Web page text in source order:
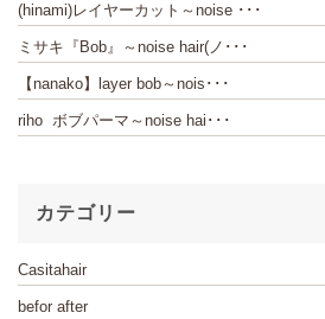
(hinami)レイヤーカット～noise ･･･
ミサキ『Bob』～noise hair(ノ･･･
【nanako】layer bob～nois･･･
riho ボブパーマ～noise hai･･･
カテゴリー
Casitahair
befor after